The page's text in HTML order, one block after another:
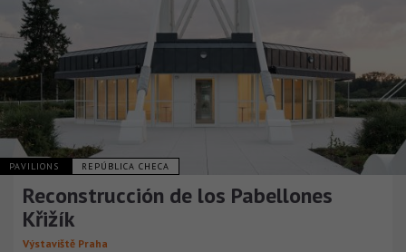
PAVILIONS REPÚBLICA CHECA
Reconstrucción de los Pabellones
Křižík
Výstaviště Praha